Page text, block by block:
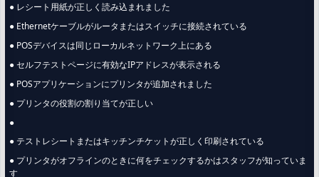
● レシート用紙が正しく読み込まれました
● Ethernetケーブルがルータまたはスイッチに接続されている
● POSデバイスは同じローカルネットワーク上にある
● セルフテストページに有効なIPアドレスが表示される
● POSアプリケーションにプリンタが追加されました
● プリンタの役割の割り当てが正しい
●
● テストレシートまたはキッチンチケットが正しく印刷されている
● プリンタがオフラインのときに何をチェックするかはスタッフが知っていま
す